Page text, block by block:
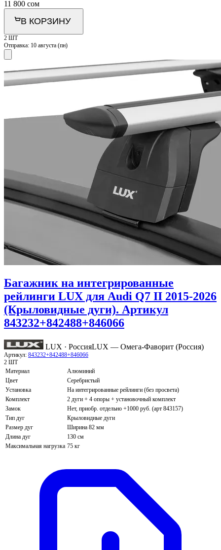
11 800 сом
В КОРЗИНУ
2 ШТ
Отправка: 10 августа (пн)
Багажник на интегрированные
рейлинги LUX для Audi Q7 II 2015-2026
(Крыловидные дуги). Артикул
843232+842488+846066
LUX · РоссияLUX — Омега-Фаворит (Россия)
Артикул: 843232+842488+846066
2 ШТ
Материал
Алюминий
Цвет
Серебристый
Установка
На интегрированные рейлинги (без просвета)
Комплект
2 дуги + 4 опоры + установочный комплект
Замок
Нет, приобр. отдельно +1000 руб. (арт 843157)
Тип дуг
Крыловидные дуги
Размер дуг
Ширина 82 мм
Длина дуг
130 см
Максимальная нагрузка 75 кг